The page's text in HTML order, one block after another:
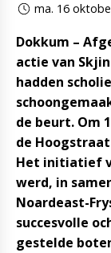
ma. 16
Dokkum –
actie van
hadden
de beurt. Om
de
Het initiatief
werd, in
Noardeast-
succesvolle
gestelde